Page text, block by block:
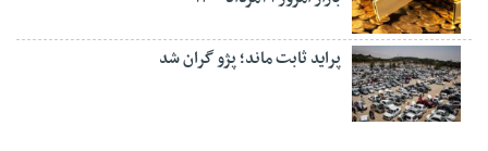
پراید ثابت ماند؛ پژو گران شد